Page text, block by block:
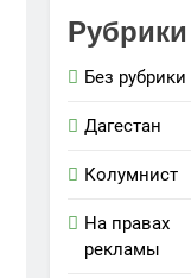
Рубрики
Без рубрики
Дагестан
Колумнист
На правах
рекламы